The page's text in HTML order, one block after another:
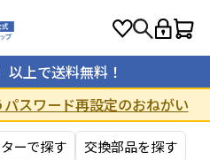
上で送料無料！
スワード再設定のおねがい
ーで探す 交換部品を探す